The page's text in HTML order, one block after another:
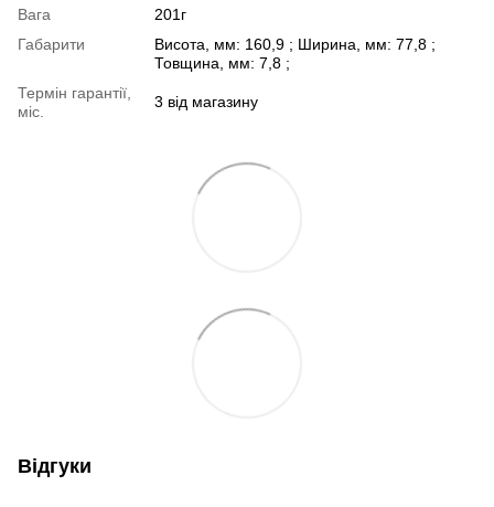
Вага
201г
Габарити
Висота, мм: 160,9 ; Ширина, мм: 77,8 ;
Товщина, мм: 7,8 ;
Термін гарантії,
міс.
3 від магазину
Відгуки